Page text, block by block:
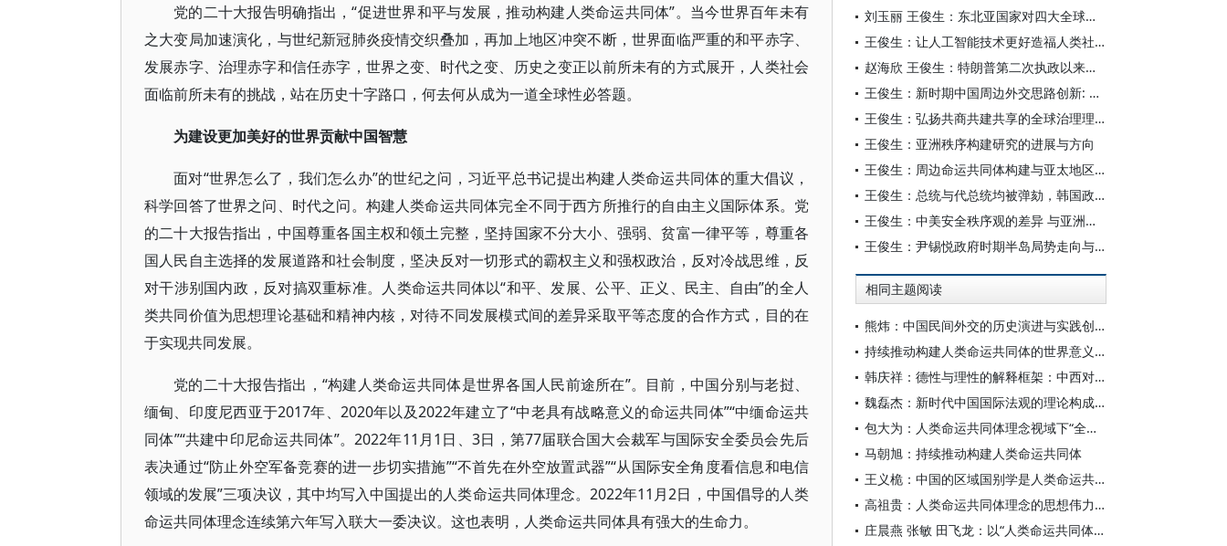
党的二十大报告明确指出，“促进世界和平与发展，推动构建人类命运共同体”。当今世界百年未有
之大变局加速演化，与世纪新冠肺炎疫情交织叠加，再加上地区冲突不断，世界面临严重的和平赤字、
发展赤字、治理赤字和信任赤字，世界之变、时代之变、历史之变正以前所未有的方式展开，人类社会
面临前所未有的挑战，站在历史十字路口，何去何从成为一道全球性必答题。
为建设更加美好的世界贡献中国智慧
面对“世界怎么了，我们怎么办”的世纪之问，习近平总书记提出构建人类命运共同体的重大倡议，
科学回答了世界之问、时代之问。构建人类命运共同体完全不同于西方所推行的自由主义国际体系。党
的二十大报告指出，中国尊重各国主权和领土完整，坚持国家不分大小、强弱、贫富一律平等，尊重各
国人民自主选择的发展道路和社会制度，坚决反对一切形式的霸权主义和强权政治，反对冷战思维，反
对干涉别国内政，反对搞双重标准。人类命运共同体以“和平、发展、公平、正义、民主、自由”的全人
类共同价值为思想理论基础和精神内核，对待不同发展模式间的差异采取平等态度的合作方式，目的在
于实现共同发展。
党的二十大报告指出，“构建人类命运共同体是世界各国人民前途所在”。目前，中国分别与老挝、
缅甸、印度尼西亚于2017年、2020年以及2022年建立了“中老具有战略意义的命运共同体”“中缅命运共
同体”“共建中印尼命运共同体”。2022年11月1日、3日，第77届联合国大会裁军与国际安全委员会先后
表决通过“防止外空军备竞赛的进一步切实措施”“不首先在外空放置武器”“从国际安全角度看信息和电信
领域的发展”三项决议，其中均写入中国提出的人类命运共同体理念。2022年11月2日，中国倡导的人类
命运共同体理念连续第六年写入联大一委决议。这也表明，人类命运共同体具有强大的生命力。
刘玉丽 王俊生：东北亚国家对四大全球倡议的认知分析
王俊生：让人工智能技术更好造福人类社会
赵海欣 王俊生：特朗普第二次执政以来美日韩三边合作走势及其对地区局势的影响
王俊生：新时期中国周边外交思路创新: 历史镜鉴与务实方向
王俊生：弘扬共商共建共享的全球治理理念
王俊生：亚洲秩序构建研究的进展与方向
王俊生：周边命运共同体构建与亚太地区秩序重塑
王俊生：总统与代总统均被弹劾，韩国政局何去何从？
王俊生：中美安全秩序观的差异 与亚洲安全秩序构建
王俊生：尹锡悦政府时期半岛局势走向与中韩合作紧迫性
相同主题阅读
熊炜：中国民间外交的历史演进与实践创新
持续推动构建人类命运共同体的世界意义和主要任务
韩庆祥：德性与理性的解释框架：中西对文明理解的差异
魏磊杰：新时代中国国际法观的理论构成与多元实践
包大为：人类命运共同体理念视域下“全球南方”文化主体性探析
马朝旭：持续推动构建人类命运共同体
王义桅：中国的区域国别学是人类命运共同体学
高祖贵：人类命运共同体理念的思想伟力从哪里来
庄晨燕 张敏 田飞龙：以“人类命运共同体”为主线构建世界民族研究自主知识体系